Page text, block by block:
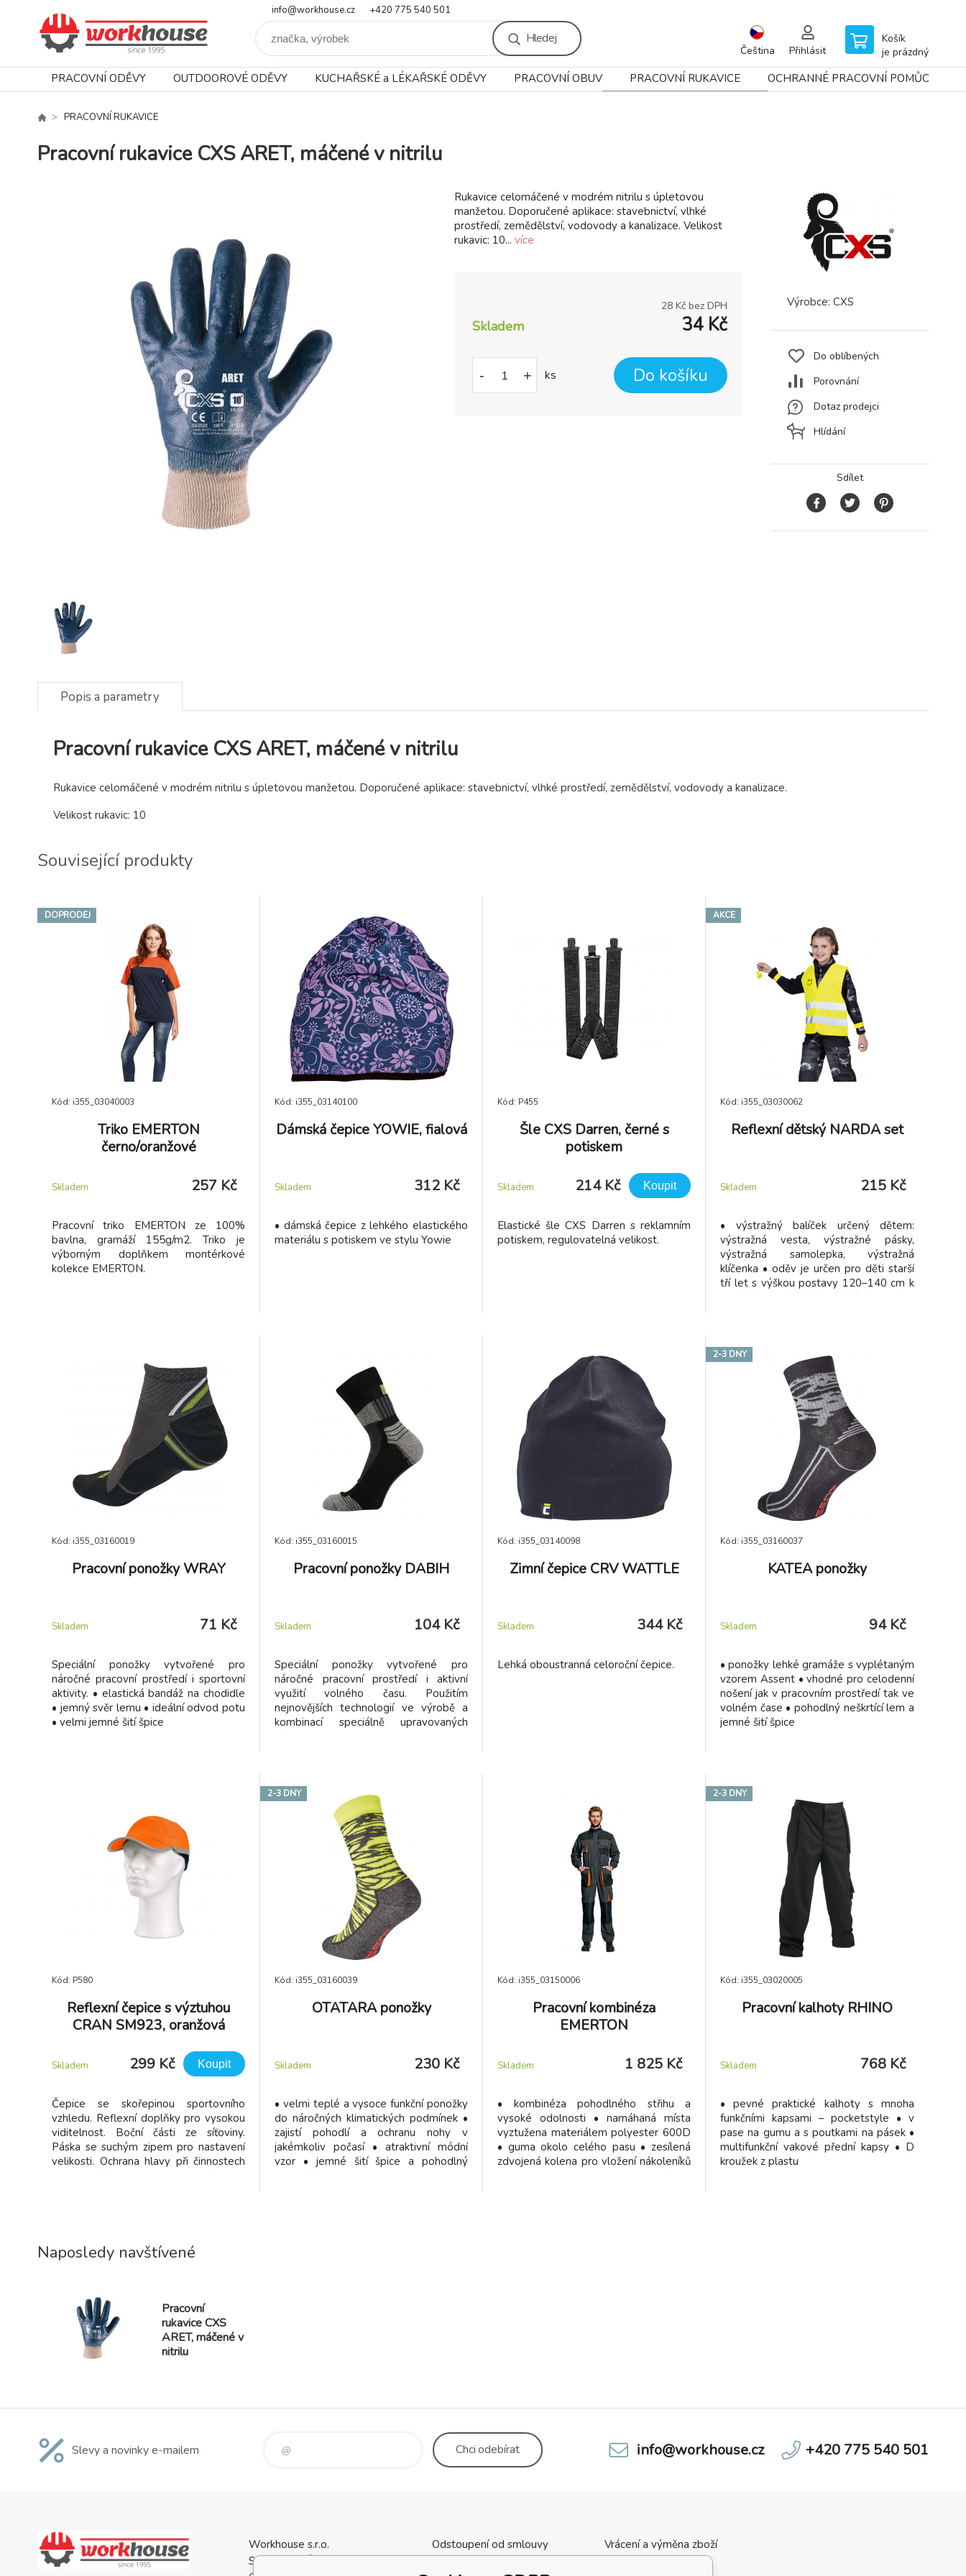
info@workhouse.cz +420 775 540 501
Hledej
Čeština Přihlásit
Košík
je prázdný
PRACOVNÍ ODĚVY OUTDOOROVÉ ODĚVY KUCHAŘSKÉ a LÉKAŘSKÉ ODĚVY PRACOVNÍ OBUV PRACOVNÍ RUKAVICE OCHRANNÉ PRACOVNÍ POMŮCKY
PRACOVNÍ RUKAVICE
Pracovní rukavice CXS ARET, máčené v nitrilu
Rukavice celomáčené v modrém nitrilu s úpletovou
manžetou. Doporučené aplikace: stavebnictví, vlhké
prostředí, zemědělství, vodovody a kanalizace. Velikost
rukavic: 10... více
28 Kč bez DPH
Skladem 34 Kč
- + ks Do košíku
Výrobce: CXS
Do oblíbených
Porovnání
Dotaz prodejci
Hlídání
Sdílet
Popis a parametry
Pracovní rukavice CXS ARET, máčené v nitrilu
Rukavice celomáčené v modrém nitrilu s úpletovou manžetou. Doporučené aplikace: stavebnictví, vlhké prostředí, zemědělství, vodovody a kanalizace.
Velikost rukavic: 10
Související produkty
DOPRODEJ
Kód: i355_03040003
Triko EMERTON
černo/oranžové
Skladem 257 Kč
Pracovní triko EMERTON ze 100%
bavlna, gramáží 155g/m2. Triko je
výborným doplňkem montérkové
kolekce EMERTON.
Kód: i355_03140100
Dámská čepice YOWIE, fialová
Skladem 312 Kč
• dámská čepice z lehkého elastického
materiálu s potiskem ve stylu Yowie
Kód: P455
Šle CXS Darren, černé s
potiskem
Skladem 214 Kč Koupit
Elastické šle CXS Darren s reklamním
potiskem, regulovatelná velikost.
AKCE
Kód: i355_03030062
Reflexní dětský NARDA set
Skladem 215 Kč
• výstražný balíček určený dětem:
výstražná vesta, výstražné pásky,
výstražná samolepka, výstražná
klíčenka • oděv je určen pro děti starší
tří let s výškou postavy 120–140 cm k
Kód: i355_03160019
Pracovní ponožky WRAY
Skladem 71 Kč
Speciální ponožky vytvořené pro
náročné pracovní prostředí i sportovní
aktivity. • elastická bandáž na chodidle
• jemný svěr lemu • ideální odvod potu
• velmi jemné šití špice
Kód: i355_03160015
Pracovní ponožky DABIH
Skladem 104 Kč
Speciální ponožky vytvořené pro
náročné pracovní prostředí i aktivní
využití volného času. Použitím
nejnovějších technologií ve výrobě a
kombinací speciálně upravovaných
odvod potu - dokonalou tepelnou
izolaci - velmi jemné šití špice -
elastickou bandáž proti posunu
ponožky v botě - polstrované zóny na
ochranu nohy proti otlakům a
puchýřům. Větrací kanálky zaručí ideální
klima i při extrémní zátěži.
Kód: i355_03140098
Zimní čepice CRV WATTLE
Skladem 344 Kč
Lehká oboustranná celoroční čepice.
2-3 DNY
Kód: i355_03160037
KATEA ponožky
Skladem 94 Kč
• ponožky lehké gramáže s vyplétaným
vzorem Assent • vhodné pro celodenní
nošení jak v pracovním prostředí tak ve
volném čase • pohodlný neškrtící lem a
jemné šití špice
Kód: P580
Reflexní čepice s výztuhou
CRAN SM923, oranžová
Skladem 299 Kč Koupit
Čepice se skořepinou sportovního
vzhledu. Reflexní doplňky pro vysokou
viditelnost. Boční části ze síťoviny.
Páska se suchým zipem pro nastavení
velikosti. Ochrana hlavy při činnostech
2-3 DNY
Kód: i355_03160039
OTATARA ponožky
Skladem 230 Kč
• velmi teplé a vysoce funkční ponožky
do náročných klimatických podmínek •
zajistí pohodlí a ochranu nohy v
jakémkoliv počasí • atraktivní módní
vzor • jemné šití špice a pohodlný
Kód: i355_03150006
Pracovní kombinéza
EMERTON
Skladem 1 825 Kč
• kombinéza pohodlného střihu a
vysoké odolnosti • namáhaná místa
vyztužena materiálem polyester 600D
• guma okolo celého pasu • zesílená
zdvojená kolena pro vložení nákoleníků
2-3 DNY
Kód: i355_03020005
Pracovní kalhoty RHINO
Skladem 768 Kč
• pevné praktické kalhoty s mnoha
funkčními kapsami – pocketstyle • v
pase na gumu a s poutkami na pásek •
multifunkční vakové přední kapsy • D
kroužek z plastu
Naposledy navštívené
Pracovní
rukavice CXS
ARET, máčené v
nitrilu
Slevy a novinky e-mailem Chciodebírat info@workhouse.cz +420 775 540 501
Workhouse s.r.o.
Svatopluka Čecha 1137
Odstoupení od smlouvy
Vrácení a výměna zboží